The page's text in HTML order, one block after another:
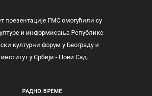
презентације ГМС омогућили су
и информисања Републике
културни форум у Београду и
у Србији - Нови Сад.
РАДНО ВРЕМЕ